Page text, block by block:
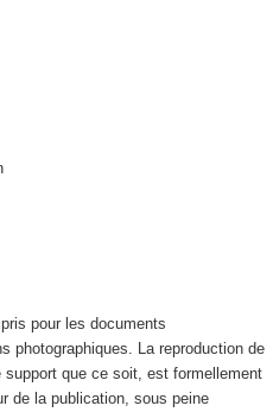
pour les documents
photographiques. La reproduction de
que ce soit, est formellement
de la publication, sous peine